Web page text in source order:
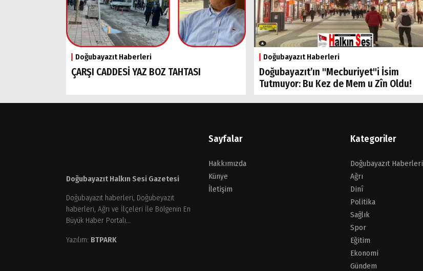
Doğubayazıt Haberleri
ÇARŞI CADDESİ YAZ BOZ TAHTASI
Doğubayazıt Haberleri
Doğubayazıt’ın "Mecburiyet"i İsim
Tutmuyor: Bu Kez de Mem u Zîn Oldu!
Doğubayazıt Halkın Sesi Gazetesi
Doğubayazıt haberleri, Doğubeyazıt
haberleri, Ağrı ve İlçeleri İle Bölgenin En
Büyük Haber Portalı...
Yazılım: BTPARK
Sayfalar
Hakkımızda
Künye
İletişim
Kategoriler
Doğubayazıt Haberleri
Ağrı
Dinî
Politika
Sağlık
Spor
Eğitim
Ekonomi
Gündem